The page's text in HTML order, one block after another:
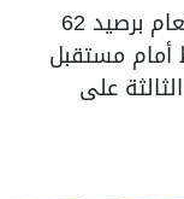
مولودية الجزائر التي تتصدر الترتيب العام برصيد 62
مستقبل
على